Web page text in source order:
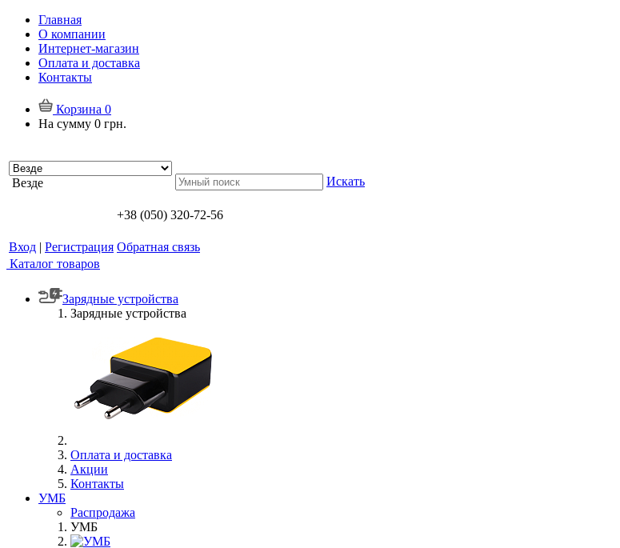
Главная
О компании
Интернет-магазин
Оплата и доставка
Контакты
Корзина 0
На сумму 0 грн.
Везде Искать
+38 (050) 320-72-56
Вход | Регистрация Обратная связь
Каталог товаров
Зарядные устройства
Зарядные устройства
Оплата и доставка
Акции
Контакты
УМБ
Распродажа
УМБ